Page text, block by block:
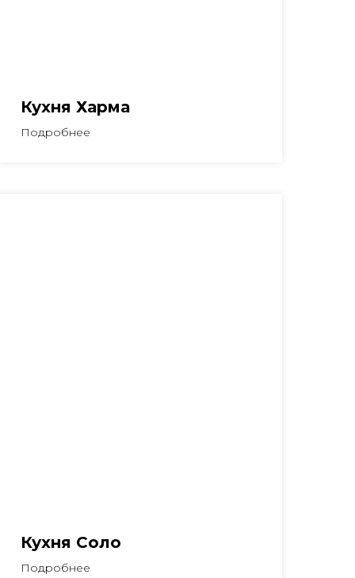
Кухня Харма
Подробнее
Кухня Соло
Подробнее